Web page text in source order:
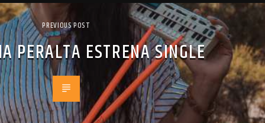
PREVIOUS POST
PERALTA ESTRENA SINGLE